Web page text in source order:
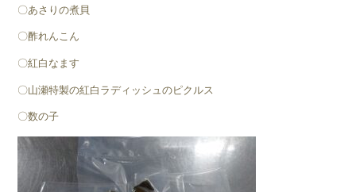
〇あさりの煮貝
〇酢れんこん
〇紅白なます
〇山瀬特製の紅白ラディッシュのピクルス
〇数の子